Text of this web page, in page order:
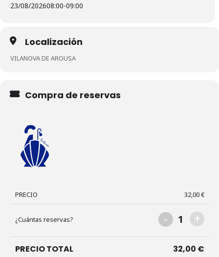
23/08/202608:00-09:00
Localización
VILANOVA DE AROUSA
Compra de reservas
PRECIO 32,00€
¿Cuántas reservas? - 1 +
PRECIO TOTAL 32,00 €